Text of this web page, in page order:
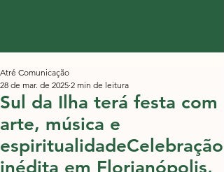
Sul da Ilha terá festa com
arte, música e
espiritualidadeCelebração
inédita em Florianópolis,
Atré Comunicação
28 de mar. de 2025 2 min de leitura